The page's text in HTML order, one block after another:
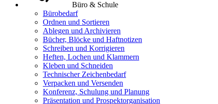
Büro & Schule
Bürobedarf
Ordnen und Sortieren
Ablegen und Archivieren
Bücher, Blöcke und Haftnotizen
Schreiben und Korrigieren
Heften, Lochen und Klammern
Kleben und Schneiden
Technischer Zeichenbedarf
Verpacken und Versenden
Konferenz, Schulung und Planung
Präsentation und Prospektorganisation